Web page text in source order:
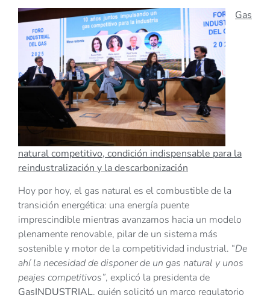
Gas
natural competitivo, condición indispensable para la
reindustralización y la descarbonización
Hoy por hoy, el gas natural es el combustible de la
transición energética: una energía puente
imprescindible mientras avanzamos hacia un modelo
plenamente renovable, pilar de un sistema más
sostenible y motor de la competitividad industrial. “De
ahí la necesidad de disponer de un gas natural y unos
peajes competitivos”, explicó la presidenta de
GasINDUSTRIAL, quién solicitó un marco regulatorio